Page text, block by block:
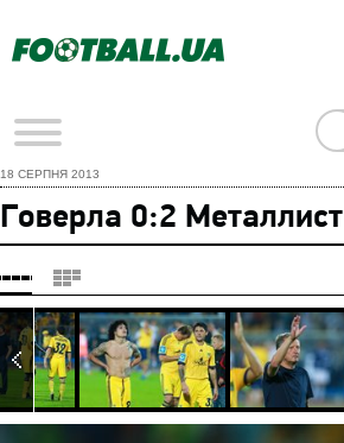
18 СЕРПНЯ 2013
Говерла 0:2 Металлист